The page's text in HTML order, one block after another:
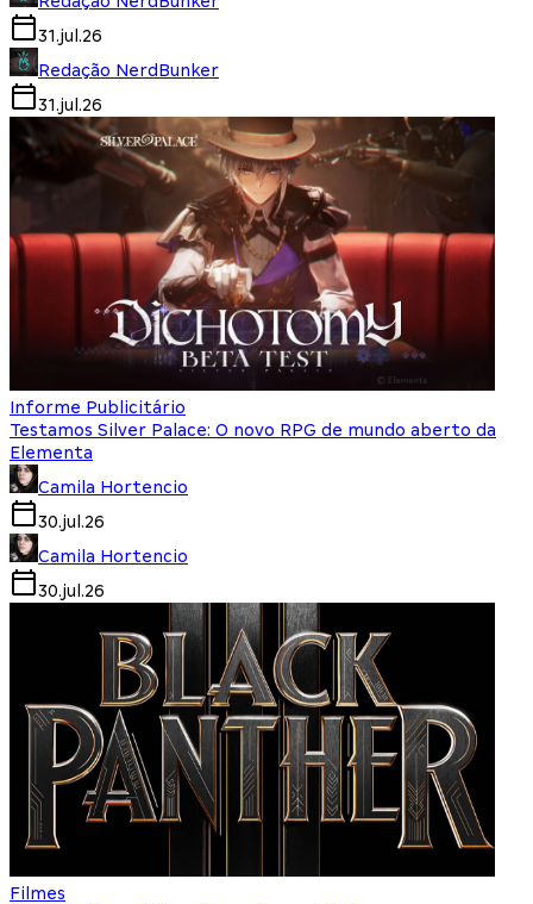
31.jul.26
Redação NerdBunker
31.jul.26
Informe Publicitário
Testamos Silver Palace: O novo RPG de mundo aberto da
Elementa
Camila Hortencio
30.jul.26
Camila Hortencio
30.jul.26
Filmes